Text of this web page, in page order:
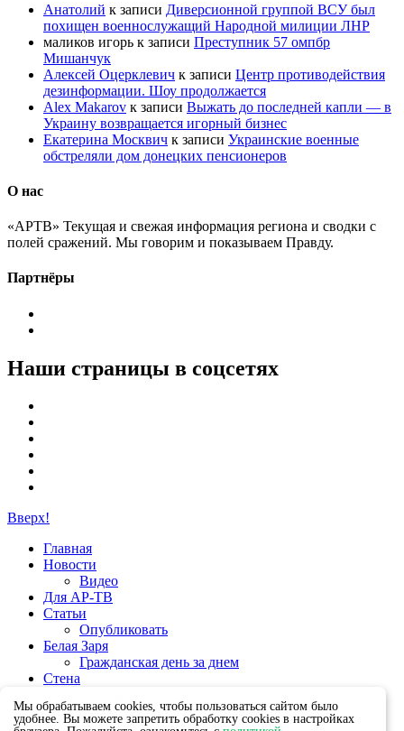
Анатолий к записи Диверсионной группой ВСУ был
похищен военнослужащий Народной милиции ЛНР
маликов игорь к записи Преступник 57 омпбр
Мишанчук
Алексей Оцерклевич к записи Центр противодействия
дезинформации. Шоу продолжается
Alex Makarov к записи Выжать до последней капли — в
Украину возвращается игорный бизнес
Екатерина Москвич к записи Украинские военные
обстреляли дом донецких пенсионеров
О нас
«АРТВ» Текущая и свежая информация региона и сводки с
полей сражений. Мы говорим и показываем Правду.
Партнёры
Наши страницы в соцсетях
Вверх!
Главная
Новости
Видео
Для АР-ТВ
Статьи
Опубликовать
Белая Заря
Гражданская день за днем
Стена
Мы обрабатываем cookies, чтобы пользоваться сайтом было
удобнее. Вы можете запретить обработку cookies в настройках